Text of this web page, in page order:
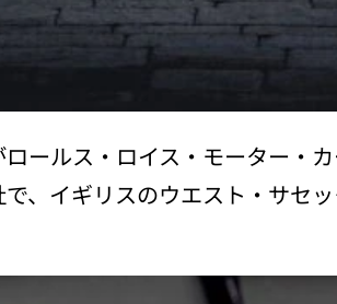
ールス・ロイス・モーター・
、イギリスのウエスト・サセ